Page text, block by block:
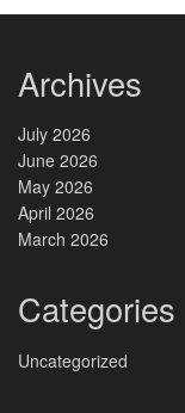
Archives
July 2026
June 2026
May 2026
April 2026
March 2026
Categories
Uncategorized